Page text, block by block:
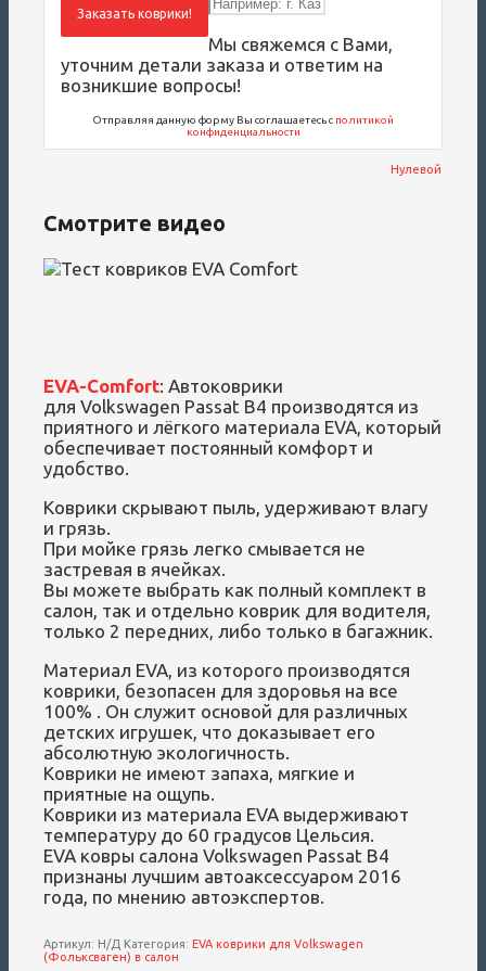
Нулевой
Заказать коврики!
Мы свяжемся с Вами,
уточним детали заказа и ответим на
возникшие вопросы!
Отправляя данную форму Вы соглашаетесь с политикой
конфиденциальности
Смотрите видео
EVA-Comfort: Автоковрики
для Volkswagen Passat B4 производятся из
приятного и лёгкого материала EVA, который
обеспечивает постоянный комфорт и
удобство.
Коврики скрывают пыль, удерживают влагу
и грязь.
При мойке грязь легко смывается не
застревая в ячейках.
Вы можете выбрать как полный комплект в
салон, так и отдельно коврик для водителя,
только 2 передних, либо только в багажник.
Материал EVA, из которого производятся
коврики, безопасен для здоровья на все
100% . Он служит основой для различных
детских игрушек, что доказывает его
абсолютную экологичность.
Коврики не имеют запаха, мягкие и
приятные на ощупь.
Коврики из материала EVA выдерживают
температуру до 60 градусов Цельсия.
EVA ковры салона Volkswagen Passat B4
признаны лучшим автоаксессуаром 2016
года, по мнению автоэкспертов.
Артикул: Н/Д Категория:EVA коврики для Volkswagen
(Фольксваген) в салон